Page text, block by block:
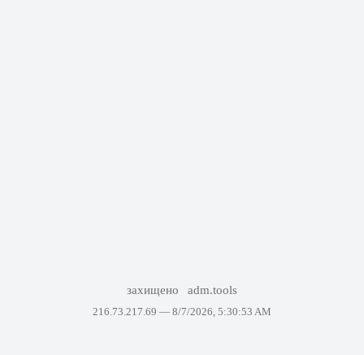
захищено adm.tools
216.73.217.69 — 8/7/2026, 5:30:53 AM